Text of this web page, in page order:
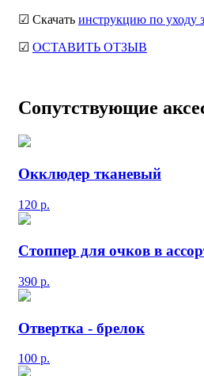
☑ Скачать инструкцию по уходу
☑ ОСТАВИТЬ ОТЗЫВ
Сопутствующие
Окклюдер тканевый
120 р.
Стоппер для очков в
390 р.
Отвертка - брелок
100 р.